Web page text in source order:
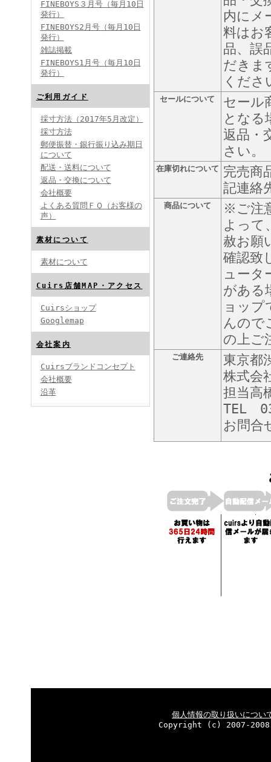
FINEBOYS３月号（毎月10日
発行）
FINEBOYS2月号（毎月10日
発行）
雑誌掲載
FINEBOYS1月号（毎月10日
発行）
ご利用ガイド
採寸方法（2017年5月改定）
採寸方法
郵便振替・銀行振り込み期日
について
配送・送料について
返品・交換について
会社概要
よくある質問ＦＱ（お客様の
声）
素材について
素材について
Cuirs店舗MAP・アクセス
Cuirsショップ
Googlemap
会社案内
Cuirsブランドコンセプト
会社概要
沿革
内にメ
料はお
品、誤
だきま
くださ
セールについて
セール
となる
返品・
さい。
在庫切れについて 完売商
記連絡
商品について
※ご注
よって
赦お願
確認致
ュータ
がある
ョップ
んので
の上ご
ご連絡先
東京都
株式会
担当高
TEL
お問合
個人情報の取り扱いについ
Copyright (c) 2007-